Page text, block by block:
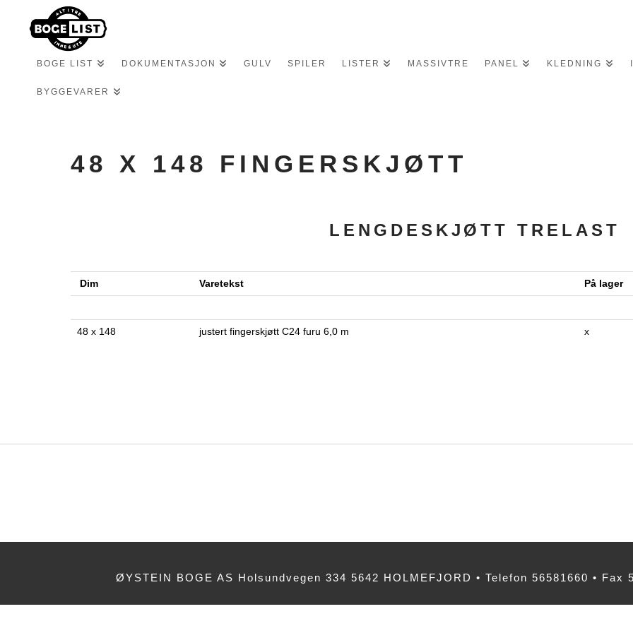
BOGE LIST DOKUMENTASJON GULV SPILER LISTER MASSIVTRE PANEL KLEDNING
BYGGEVARER
48 X 148 FINGERSKJØTT
LENGDESKJØTT TRELAST
Dim Varetekst På lager
48 x 148 justert fingerskjøtt C24 furu 6,0 m x
ØYSTEIN BOGE AS Holsundvegen 334 5642 HOLMEFJORD • Telefon 56581660 • Fax